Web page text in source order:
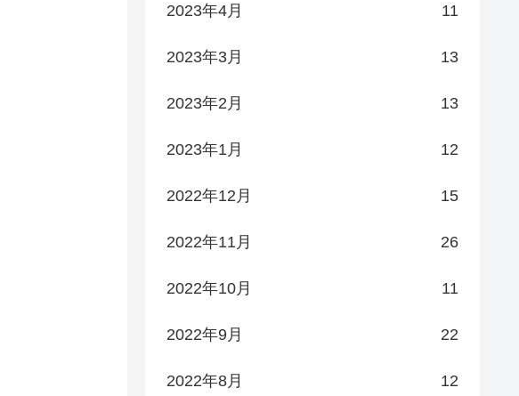
2023年4月 11
2023年3月 13
2023年2月 13
2023年1月 12
2022年12月 15
2022年11月 26
2022年10月 11
2022年9月 22
2022年8月 12